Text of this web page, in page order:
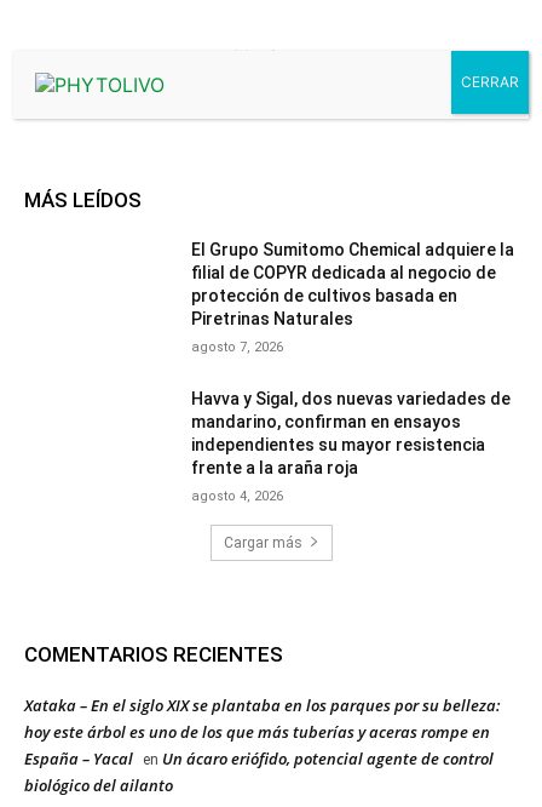
- Advertisment -
MÁS LEÍDOS
El Grupo Sumitomo Chemical adquiere la
filial de COPYR dedicada al negocio de
protección de cultivos basada en
Piretrinas Naturales
agosto 7, 2026
Havva y Sigal, dos nuevas variedades de
mandarino, confirman en ensayos
independientes su mayor resistencia
frente a la araña roja
agosto 4, 2026
Cargar más
COMENTARIOS RECIENTES
Xataka – En el siglo XIX se plantaba en los parques por su belleza:
hoy este árbol es uno de los que más tuberías y aceras rompe en
España – Yacal
en Un ácaro eriófido, potencial agente de control
biológico del ailanto